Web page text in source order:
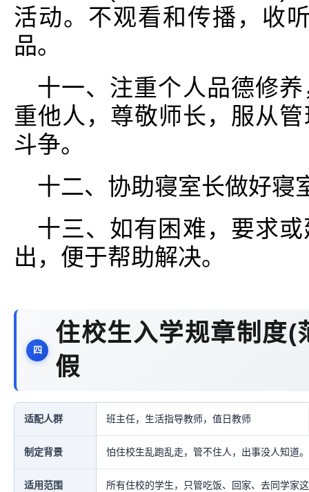
活动。不观看和传播，收
品。
十一、注重个人品德修
重他人，尊敬师长，服从
斗争。
十二、协助寝室长做好寝
十三、如有困难，要求
出，便于帮助解决。
住校生入学规章制度
假
适配人群 班主任，生活指导教师，值日教师
制定背景 怕住校生乱跑乱走，管不住人，出事没人知道。
适用范围 所有住校的学生，只管吃饭、回家、去同学家